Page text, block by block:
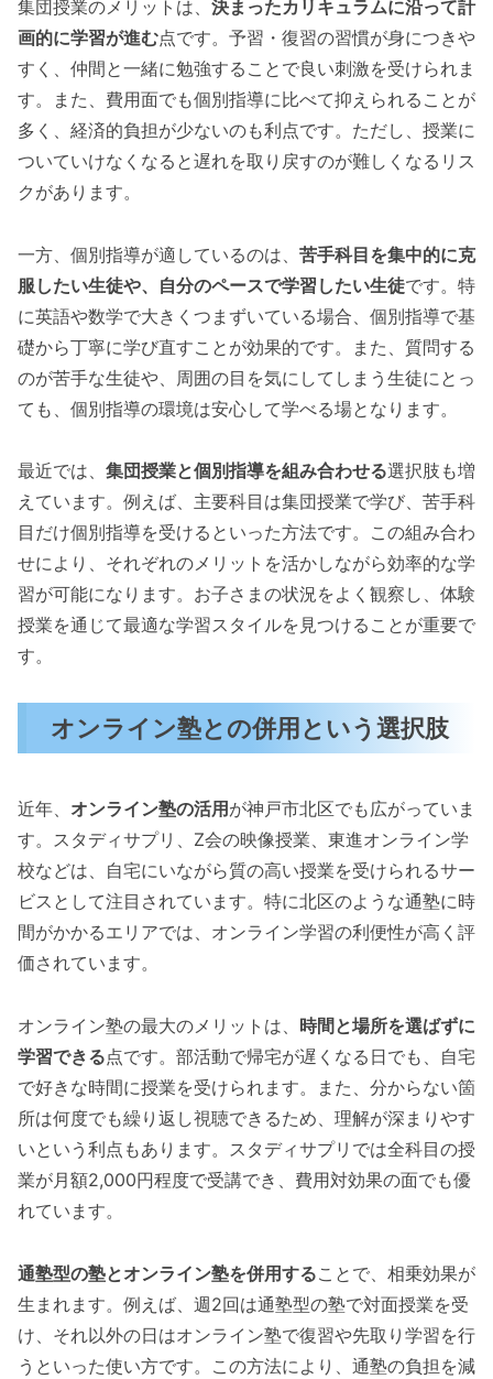
集団授業のメリットは、 決まったカリキュラムに沿って計
画的に学習が進む点です。予習・復習の習慣が身につきや
すく、仲間と一緒に勉強することで良い刺激を受けられま
す。また、費用面でも個別指導に比べて抑えられることが
多く、経済的負担が少ないのも利点です。ただし、授業に
ついていけなくなると遅れを取り戻すのが難しくなるリス
クがあります。
一方、個別指導が適しているのは、 苦手科目を集中的に克
服したい生徒や、自分のペースで学習したい生徒です。特
に英語や数学で大きくつまずいている場合、個別指導で基
礎から丁寧に学び直すことが効果的です。また、質問する
のが苦手な生徒や、周囲の目を気にしてしまう生徒にとっ
ても、個別指導の環境は安心して学べる場となります。
最近では、 集団授業と個別指導を組み合わせる選択肢も増
えています。例えば、主要科目は集団授業で学び、苦手科
目だけ個別指導を受けるといった方法です。この組み合わ
せにより、それぞれのメリットを活かしながら効率的な学
習が可能になります。お子さまの状況をよく観察し、体験
授業を通じて最適な学習スタイルを見つけることが重要で
す。
オンライン塾との併用という選択肢
近年、 オンライン塾の活用 が神戸市北区でも広がっていま
す。スタディサプリ、Z会の映像授業、東進オンライン学
校などは、自宅にいながら質の高い授業を受けられるサー
ビスとして注目されています。特に北区のような通塾に時
間がかかるエリアでは、オンライン学習の利便性が高く評
価されています。
オンライン塾の最大のメリットは、 時間と場所を選ばずに
学習できる点です。部活動で帰宅が遅くなる日でも、自宅
で好きな時間に授業を受けられます。また、分からない箇
所は何度でも繰り返し視聴できるため、理解が深まりやす
いという利点もあります。スタディサプリでは全科目の授
業が月額2,000円程度で受講でき、費用対効果の面でも優
れています。
通塾型の塾とオンライン塾を併用することで、相乗効果が
生まれます。例えば、週2回は通塾型の塾で対面授業を受
け、それ以外の日はオンライン塾で復習や先取り学習を行
うといった使い方です。この方法により、通塾の負担を減